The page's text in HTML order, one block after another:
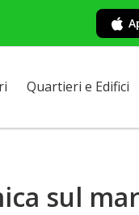
Quartieri e Edifici
sul